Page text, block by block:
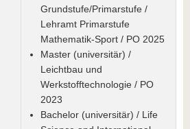
Grundstufe/Primarstufe /
Lehramt Primarstufe
Mathematik-Sport / PO 2025
Master (universitär) /
Leichtbau und
Werkstofftechnologie / PO
2023
Bachelor (universitär) / Life